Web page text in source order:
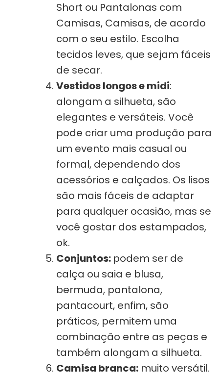
Short ou Pantalonas com
Camisas, Camisas, de acordo
com o seu estilo. Escolha
tecidos leves, que sejam fáceis
de secar.
Vestidos longos e midi:
alongam a silhueta, são
elegantes e versáteis. Você
pode criar uma produção para
um evento mais casual ou
formal, dependendo dos
acessórios e calçados. Os lisos
são mais fáceis de adaptar
para qualquer ocasião, mas se
você gostar dos estampados,
ok.
Conjuntos: podem ser de
calça ou saia e blusa,
bermuda, pantalona,
pantacourt, enfim, são
práticos, permitem uma
combinação entre as peças e
também alongam a silhueta.
Camisa branca: muito versátil.